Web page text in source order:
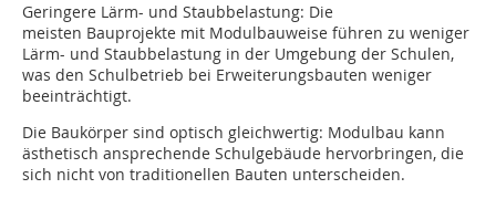
Geringere Lärm- und Staubbelastung: Die
meisten Bauprojekte mit Modulbauweise führen zu weniger
Lärm- und Staubbelastung in der Umgebung der Schulen,
was den Schulbetrieb bei Erweiterungsbauten weniger
beeinträchtigt.
Die Baukörper sind optisch gleichwertig: Modulbau kann
ästhetisch ansprechende Schulgebäude hervorbringen, die
sich nicht von traditionellen Bauten unterscheiden.